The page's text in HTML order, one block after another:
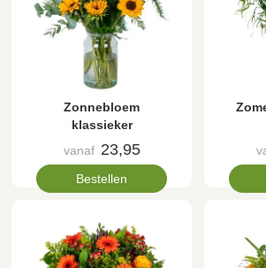
Zonnebloem
klassieker
vanaf 23,95
Bestellen